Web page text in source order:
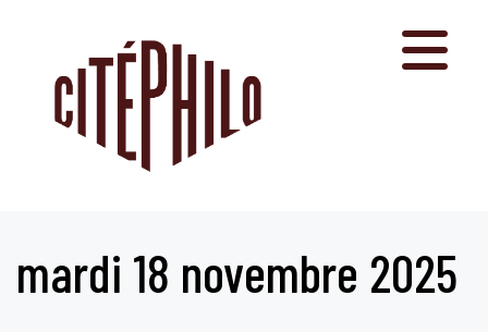
mardi 18 novembre 2025